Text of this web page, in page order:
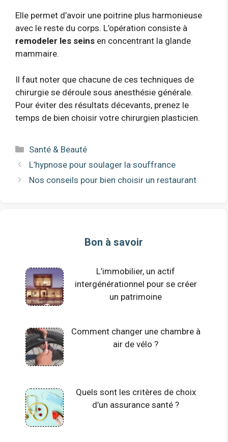
Elle permet d’avoir une poitrine plus harmonieuse
avec le reste du corps. L’opération consiste à
remodeler les seins en concentrant la glande
mammaire.
Il faut noter que chacune de ces techniques de
chirurgie se déroule sous anesthésie générale.
Pour éviter des résultats décevants, prenez le
temps de bien choisir votre chirurgien plasticien.
Catégories
Santé & Beauté
L’hypnose pour soulager la souffrance
Nos conseils pour bien choisir un restaurant
Bon à savoir
L’immobilier, un actif
intergénérationnel pour se créer
un patrimoine
Comment changer une chambre à
air de vélo ?
Quels sont les critères de choix
d’un assurance santé ?